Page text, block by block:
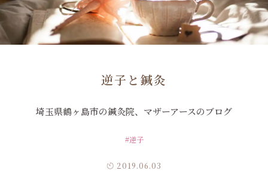
逆子と鍼灸
埼玉県鶴ヶ島市の鍼灸院、マザーアースのブログ
#逆子
2019.06.03